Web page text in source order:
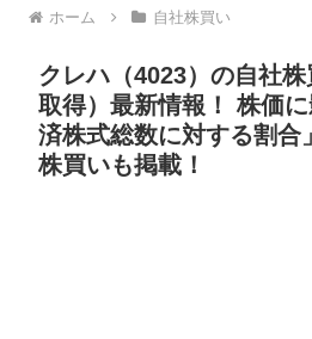
ホーム 自社株買い
クレハ（4023）の自社
取得）最新情報！ 株価
済株式総数に対する割合
株買いも掲載！